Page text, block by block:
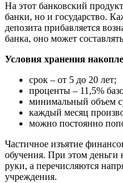
На этот банковский
банки, но и государство.
депозита прибавляется
банка, оно может
Условия хранения
срок – от 5 до 20 лет;
проценты – 11,5%
минимальный объем
каждый месяц
можно постоянно
Частичное изъятие
обучения. При этом деньги
руки, а перечисляются
учреждения.